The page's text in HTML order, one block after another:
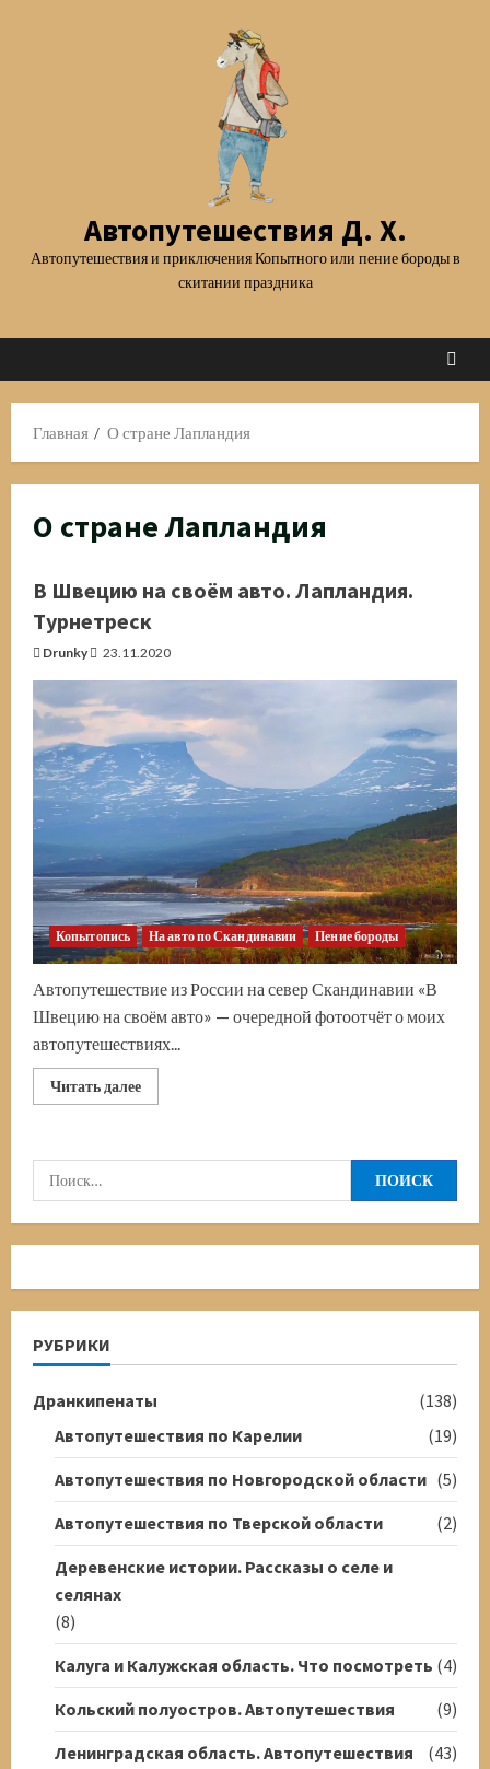
Автопутешествия Д. Х.
Автопутешествия и приключения Копытного или пение бороды в
скитании праздника
Главная О стране Лапландия
О стране Лапландия
В Швецию на своём авто. Лапландия.
Турнетреск
Drunky 23.11.2020
Копытопись На авто по Скандинавии Пение бороды
Автопутешествие из России на север Скандинавии «В
Швецию на своём авто» — очередной фотоотчёт о моих
автопутешествиях...
Читать далееПрочитать
больше
на
Лапландия.
Турнетреск
Найти:
РУБРИКИ
Дранкипенаты
(138)
Автопутешествия по Карелии
(19)
Автопутешествия по Новгородской области (5)
Автопутешествия по Тверской области
(2)
Деревенские истории. Рассказы о селе и
селянах
(8)
Калуга и Калужская область. Что посмотреть (4)
Кольский полуостров. Автопутешествия
(9)
Ленинградская область. Автопутешествия
(43)